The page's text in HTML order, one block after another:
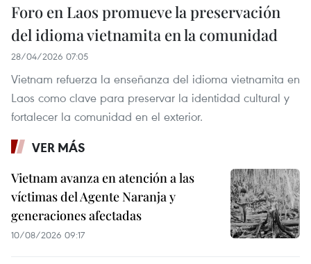
Foro en Laos promueve la preservación
del idioma vietnamita en la comunidad
28/04/2026 07:05
Vietnam refuerza la enseñanza del idioma vietnamita en
Laos como clave para preservar la identidad cultural y
fortalecer la comunidad en el exterior.
VER MÁS
Vietnam avanza en atención a las
víctimas del Agente Naranja y
generaciones afectadas
10/08/2026 09:17